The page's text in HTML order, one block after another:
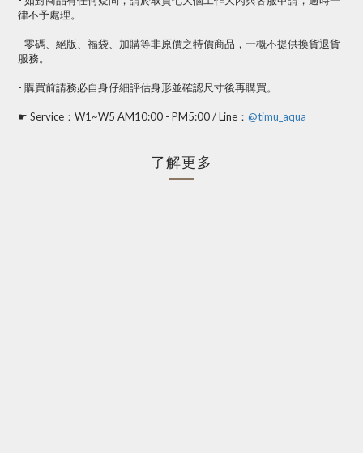
律不予處理。
- 零碼、絕版、福袋、加購等非原價之特價商品，一概不提供換貨退貨
服務。
- 購買前請務必自身仔細評估身形並確認尺寸後再購買。
☛ Service：W1~W5 AM10:00 - PM5:00 / Line： @timu_aqua
了解更多